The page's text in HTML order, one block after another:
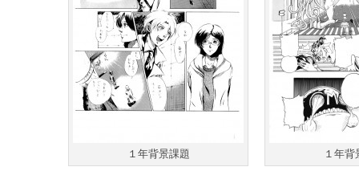
１年背景課題 １年背